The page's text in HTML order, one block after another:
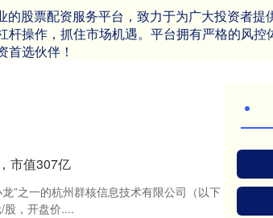
股票配资服务平台，致力于为广大投资者
操作，抓住市场机遇。平台拥有严格的风
选伙伴！
市值307亿
”之一的杭州群核信息技术有限公司（以下
股，开盘价....